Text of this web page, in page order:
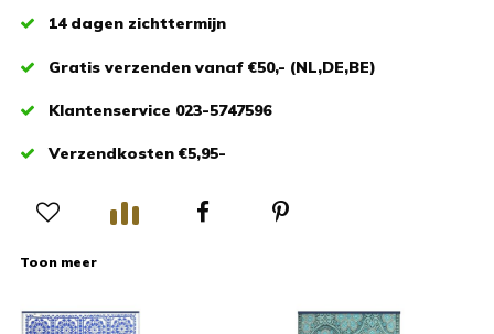
14 dagen zichttermijn
Gratis verzenden vanaf €50,- (NL,DE,BE)
Klantenservice 023-5747596
Verzendkosten €5,95-
Toon meer